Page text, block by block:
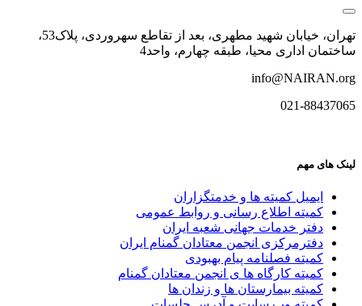
تهران، خیابان شهید مطهری، بعد از تقاطع سهروردی، پلاک53،
ساختمان اداری محیا، طبقه چهارم، واحد4
info@NAIRAN.org
021-88437065
لینک های مهم
ایمیل کمیته ها و خدمتگزاران
کميته اطلاع رسانی و روابط عمومی
دفتر خدمات جهانی شعبه ايران
دفترمرکزی انجمن معتادان گمنام ایران
کمیته فصلنامه پیام بهبودی
کمیته کارگاه ها ی انجمن معتادان گمنام
کمیته بیمارستان ها و زندان ها